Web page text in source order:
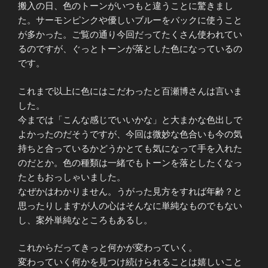
搬入の日、色のトーンがいつもと違うことに驚きまし
た。サーモンピンクや優しいブルーをバックに使うこと
が多かった。ご覧の通り今回だってたくさん使われてい
るのですが、ぐっとトーンが落とした色になっているの
です。
これまで以上に色にはこだわったと百瀬博さんは言いま
した。
今までは「こんな感じでいいかな」と大まかな色出しで
よかったのだそうですが、今回は微妙な色合いも今の気
持ちと合っているかどうかとても気になって手を入れた
のだとか。色の種類は一緒でもトーンを落としたくなっ
たともおっしゃいました。
なぜかはわかりません。うがった見方をすれば年齢？と
思ったりしますが人の心はそんなに単純なものでもない
し、案外単純なところもあるし。
これからだってきっと何かが変わっていく。
変わっていく何かを見つけ続けられることは嬉しいこと